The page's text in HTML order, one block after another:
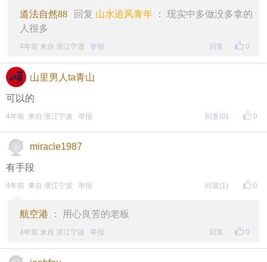
道法自然88 回复 山水追风青年 ： 现实中多做没多拿的
人很多
0
4年前 来自 浙江宁波 举报 回复
山里男人ta青山
可以的
0
4年前 来自 浙江宁波 举报 回复 (0)
miracle1987
有手段
0
4年前 来自 浙江宁波 举报 回复 (1)
航空港 ： 用心良苦的老板
0
4年前 来自 浙江宁波 举报 回复